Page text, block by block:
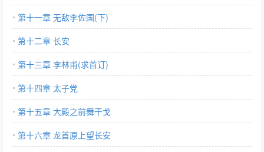
第十一章 无敌李佐国(下)
第十二章 长安
第十三章 李林甫(求首订)
第十四章 太子党
第十五章 大殿之前舞干戈
第十六章 龙首原上望长安